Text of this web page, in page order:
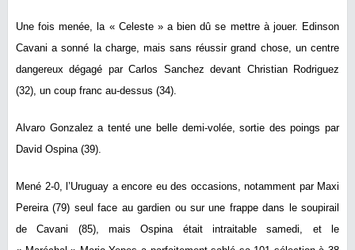
Une fois menée, la « Celeste » a bien dû se mettre à jouer. Edinson
Cavani a sonné la charge, mais sans réussir grand chose, un centre
dangereux dégagé par Carlos Sanchez devant Christian Rodriguez
(32), un coup franc au-dessus (34).
Alvaro Gonzalez a tenté une belle demi-volée, sortie des poings par
David Ospina (39).
Mené 2-0, l’Uruguay a encore eu des occasions, notamment par Maxi
Pereira (79) seul face au gardien ou sur une frappe dans le soupirail
de Cavani (85), mais Ospina était intraitable samedi, et le